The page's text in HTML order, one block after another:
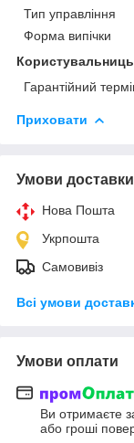
Тип управління
Форма випічки
Гарантійний
Приховати
Умови доставки
Нова Пошта
Укрпошта
Самовивіз
Всі умови
Умови оплати
Ви отримаєте
або гроші